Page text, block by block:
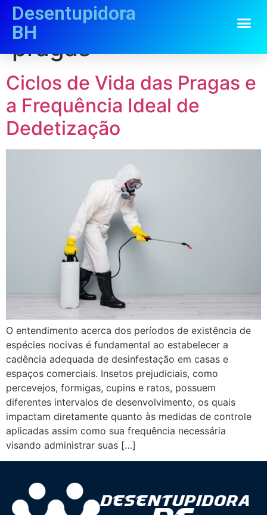
Desentupidora
BH
Tag:controle de
pragas
Ciclos de Vida das Pragas e
a Frequência Ideal de
Dedetização
O entendimento acerca dos períodos de existência de
espécies nocivas é fundamental ao estabelecer a
cadência adequada de desinfestação em casas e
espaços comerciais. Insetos prejudiciais, como
percevejos, formigas, cupins e ratos, possuem
diferentes intervalos de desenvolvimento, os quais
impactam diretamente quanto às medidas de controle
aplicadas assim como sua frequência necessária
visando administrar suas […]